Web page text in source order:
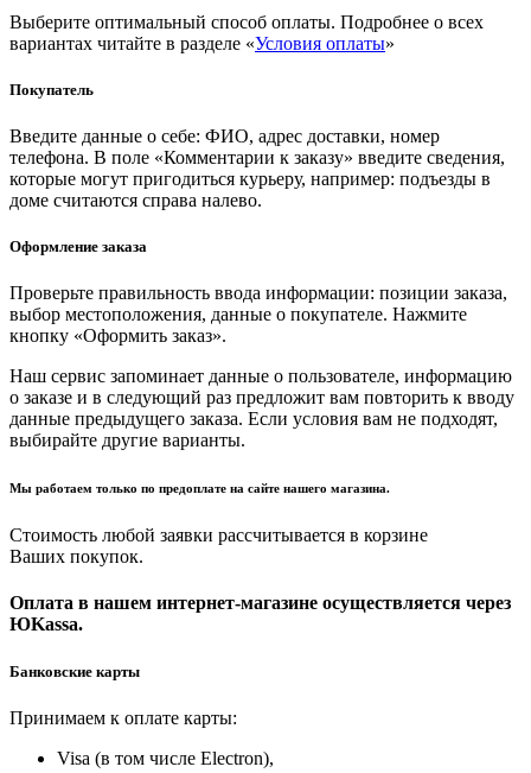
Выберите оптимальный способ оплаты. Подробнее о всех
вариантах читайте в разделе «Условия оплаты»
Покупатель
Введите данные о себе: ФИО, адрес доставки, номер
телефона. В поле «Комментарии к заказу» введите сведения,
которые могут пригодиться курьеру, например: подъезды в
доме считаются справа налево.
Оформление заказа
Проверьте правильность ввода информации: позиции заказа,
выбор местоположения, данные о покупателе. Нажмите
кнопку «Оформить заказ».
Наш сервис запоминает данные о пользователе, информацию
о заказе и в следующий раз предложит вам повторить к вводу
данные предыдущего заказа. Если условия вам не подходят,
выбирайте другие варианты.
Мы работаем только по предоплате на сайте нашего магазина.
Стоимость любой заявки рассчитывается в корзине
Ваших покупок.
Оплата в нашем интернет-магазине осуществляется через
ЮKassa.
Банковские карты
Принимаем к оплате карты:
Visa (в том числе Electron),